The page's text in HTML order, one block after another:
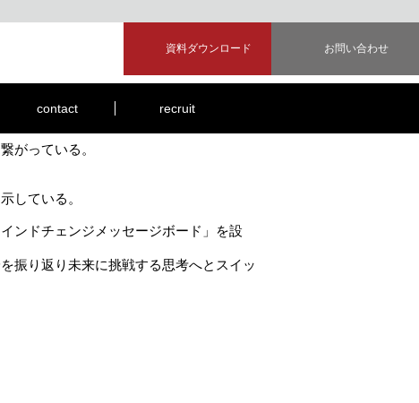
資料ダウンロード お問い合わせ
contact recruit
装した。
がっている。
している。
ンドチェンジメッセージボード」を設
振り返り未来に挑戦する思考へとスイッ